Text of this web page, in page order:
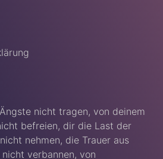
nicht tragen, von deinem
befreien, dir die Last der
nehmen, die Trauer aus
verbannen, von